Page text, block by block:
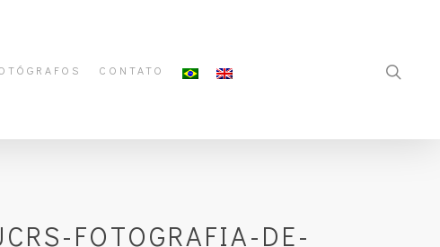
CONTATO
FOTOGRAFIA-DE-